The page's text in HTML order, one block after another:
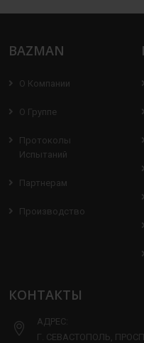
BAZMAN
О Компании
О Группе
Протоколы
Испытаний
Партнерам
Производство
КОНТАКТЫ
АДРЕС:
Г. СЕВАСТОПОЛЬ,